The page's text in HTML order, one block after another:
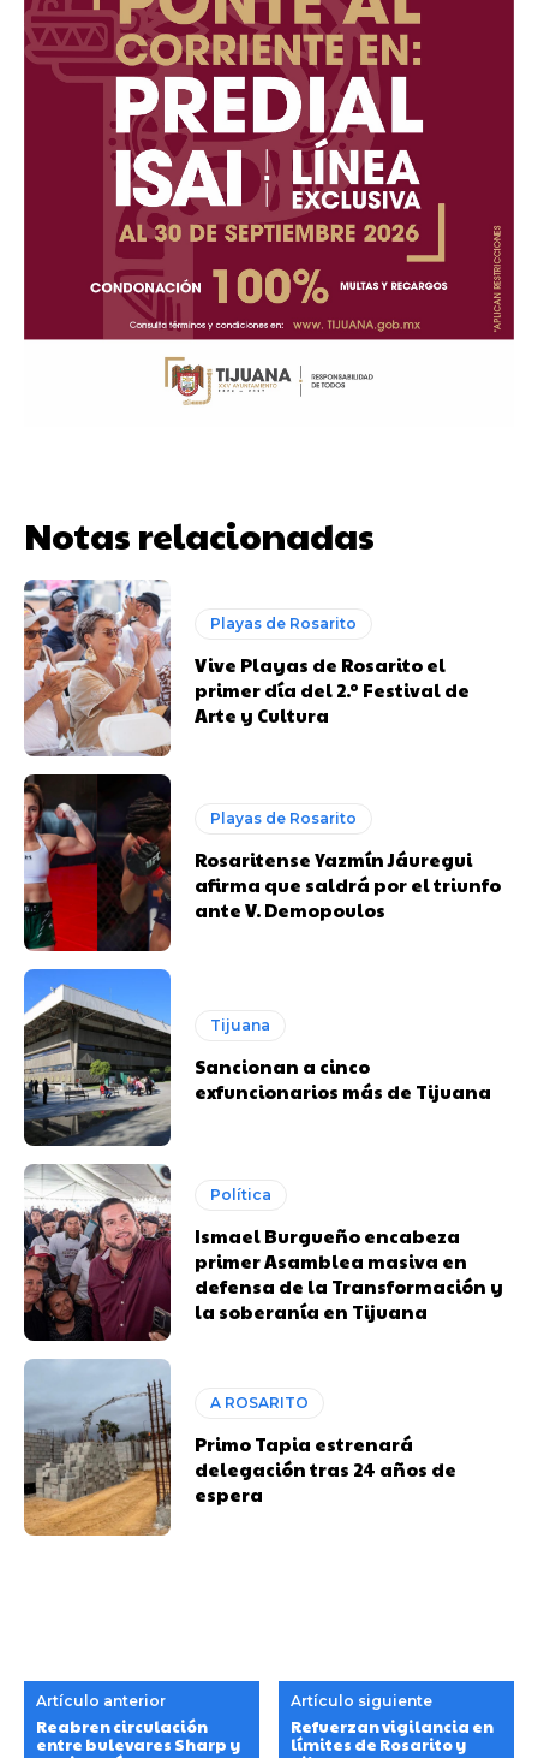
Notas relacionadas
Playas de Rosarito
Vive Playas de Rosarito el
primer día del 2.º Festival de
Arte y Cultura
Playas de Rosarito
Rosaritense Yazmín Jáuregui
afirma que saldrá por el triunfo
ante V. Demopoulos
Tijuana
Sancionan a cinco
exfuncionarios más de Tijuana
Política
Ismael Burgueño encabeza
primer Asamblea masiva en
defensa de la Transformación y
la soberanía en Tijuana
A ROSARITO
Primo Tapia estrenará
delegación tras 24 años de
espera
Artículo anterior
Reabren circulación
entre bulevares Sharp y
Artículo siguiente
Refuerzan vigilancia en
límites de Rosarito y